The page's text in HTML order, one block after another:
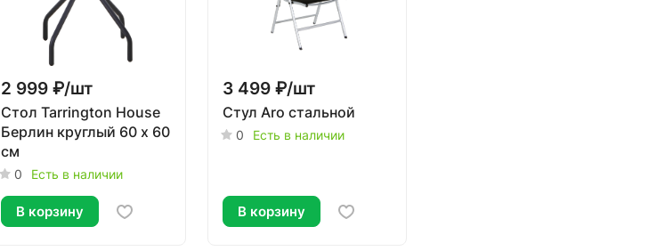
2 999 ₽/шт
Стол Tarrington House
Берлин круглый 60 х 60
см
0 Есть в наличии
В корзину
3 499 ₽/шт
Стул Aro стальной
0 Есть в наличии
В корзину